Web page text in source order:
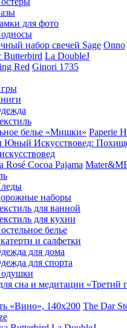
для фото
набор свечей Sage Onno
Butterbird La DoubleJ
Red Ginori 1735
белье «Мишки» Paperie
Юный Искусствовед:
Cocoa Pajama
наборы
для ванной
для кухни
белье
и салфетки
для дома
для спорта
сна и медитации «Третий
«Вино», 140х200 The Dar